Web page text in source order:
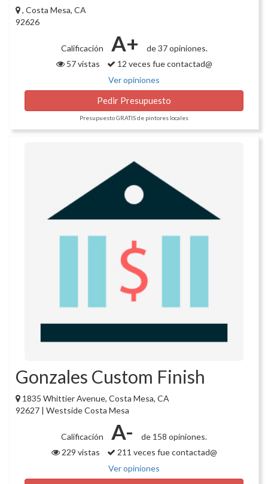
, Costa Mesa, CA
92626
Calificación A+
de 37 opiniones.
57 vistas
12 veces fue contactad@
Ver opiniones
Pedir Presupuesto
Presupuesto GRATIS de pintores locales
Gonzales Custom Finish
1835 Whittier Avenue, Costa Mesa, CA
92627 | Westside Costa Mesa
Calificación A-
de 158 opiniones.
229 vistas
211 veces fue contactad@
Ver opiniones